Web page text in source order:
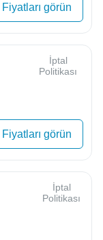
Fiyatları görün
İptal
Politikası
Fiyatları görün
İptal
Politikası